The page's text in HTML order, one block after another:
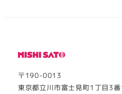
り
〒190-0013
東京都立川市富士見町1丁目3